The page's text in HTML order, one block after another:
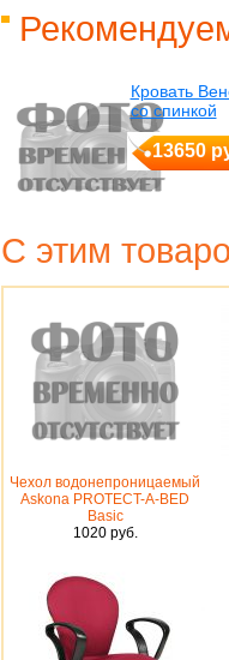
Кровать
со спинкой
13650
С этим
Чехол водонепроницаемый
Askona PROTECT-A-BED
Basic
1020 руб.